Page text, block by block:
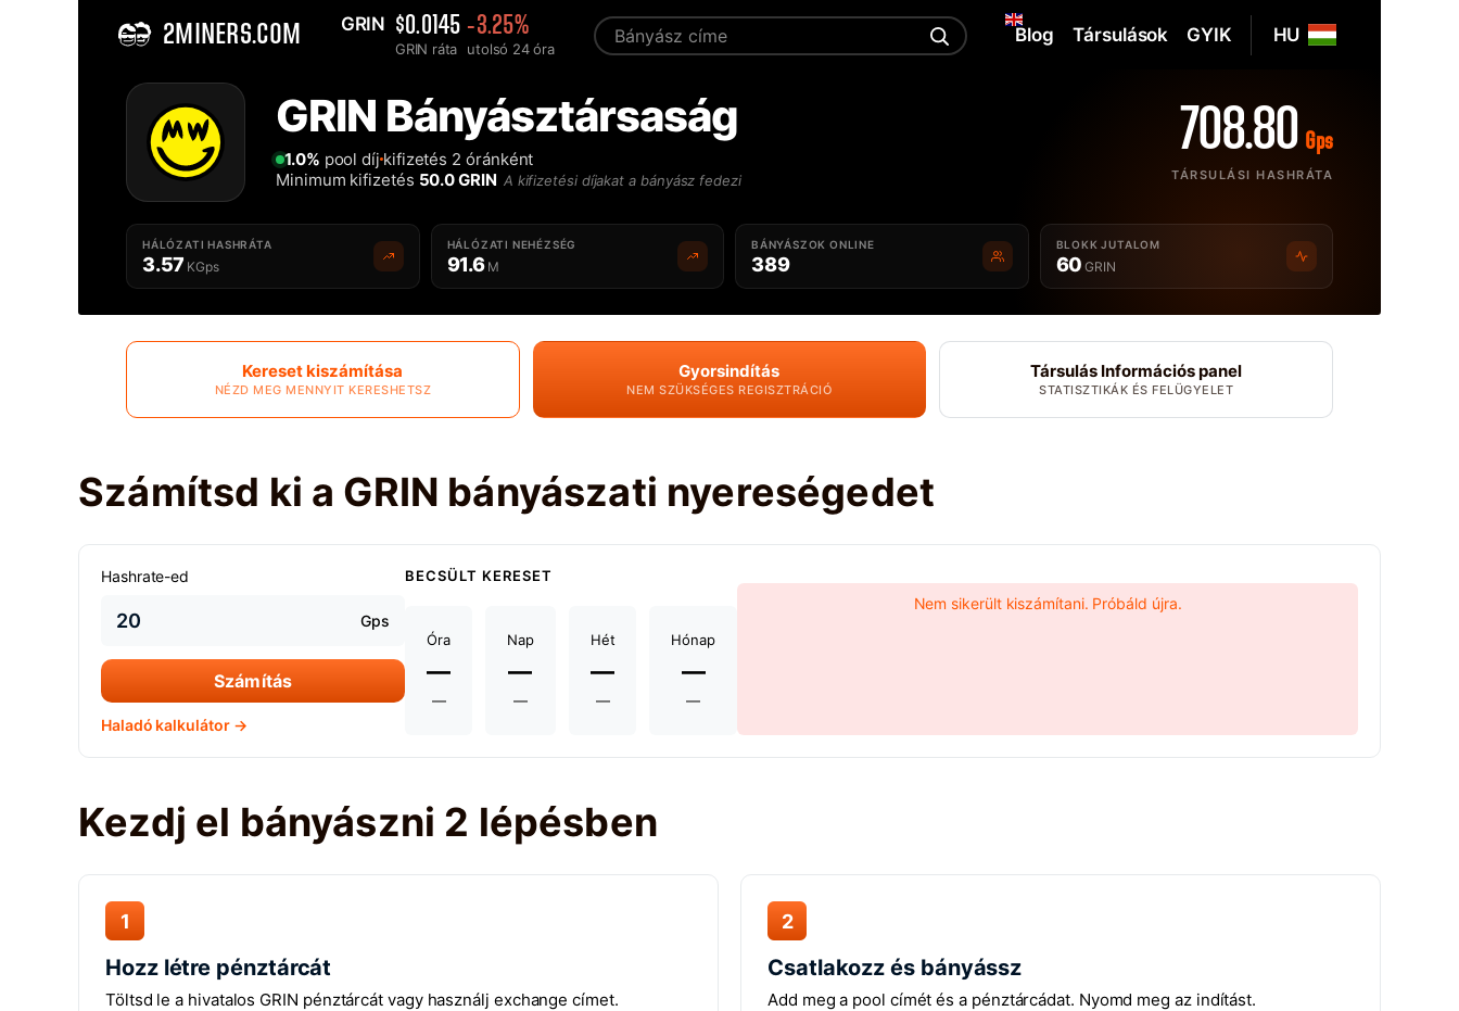
2MINERS.COM GRIN $0.0145
GRIN ráta
-3.25%
utolsó 24 óra
HU
Blog Társulások GYIK
A legjobb GRIN bányásztársaság - 2MinersGRIN Bányásztársaság
1.0% pool díj kifizetés 2 óránként
Minimum kifizetés 50.0 GRIN A kifizetési díjakat a bányász fedezi
708.80 Gps
TÁRSULÁSI HASHRÁTA
HÁLÓZATI HASHRÁTA
3.57 KGps
HÁLÓZATI NEHÉZSÉG
91.6 M
BÁNYÁSZOK ONLINE
389
BLOKK JUTALOM
60 GRIN
Kereset kiszámítása
NÉZD MEG MENNYIT KERESHETSZ
Gyorsindítás
NEM SZÜKSÉGES REGISZTRÁCIÓ
Társulás Információs panel
STATISZTIKÁK ÉS FELÜGYELET
Számítsd ki a GRIN bányászati nyereségedet
Hashrate-ed
Gps
Számítás
Haladó kalkulátor →
BECSÜLT KERESET
Óra
—
—
Nap
—
—
Hét
—
—
Hónap
—
—
Nem sikerült kiszámítani. Próbáld újra.
Kezdj el bányászni 2 lépésben
1
Hozz létre pénztárcát
Töltsd le a hivatalos GRIN pénztárcát vagy használj exchange címet.
2
Csatlakozz és bányássz
Add meg a pool címét és a pénztárcádat. Nyomd meg az indítást.